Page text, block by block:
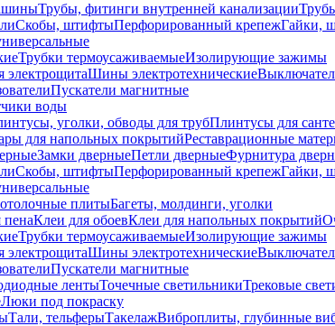
Трубы, фитинги внутренней канализации
Скобы, штифтыПерфорированный крепежГайки,
Трубки термоусаживаемыеИзолирующие зажимы
электрощитаШины электротехнические
Пускатели магнитные
воды
уголки, обводы для трубПлинтусы для
для напольных покрытийРеставрационные
Замки дверныеПетли дверныеФурнитура
Скобы, штифтыПерфорированный крепежГайки,
плитыБагеты, молдинги, уголки
Клеи для обоевКлеи для напольных покрытий
Трубки термоусаживаемыеИзолирующие зажимы
электрощитаШины электротехнические
Пускатели магнитные
лентыТочечные светильникиТрековые
Люки под покраску
Тали, тельферыТакелажВиброплиты, глубинные